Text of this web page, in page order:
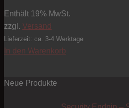
Enthält 19% MwSt.
zzgl. Versand
Lieferzeit: ca. 3-4 Werktage
In den Warenkorb
Neue Produkte